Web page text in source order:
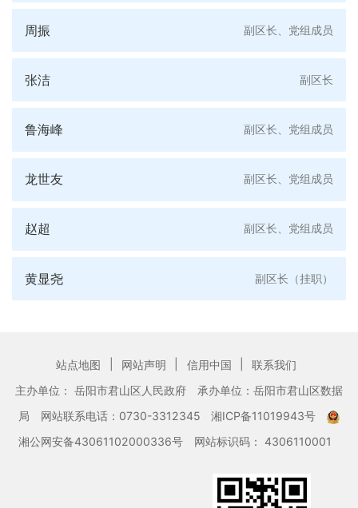
周振 副区长、党组成员
张洁 副区长
鲁海峰 副区长、党组成员
龙世友 副区长、党组成员
赵超 副区长、党组成员
黄显尧 副区长（挂职）
站点地图 网站声明 信用中国
联系我们
主办单位： 岳阳市君山区人民政府
承办单位：岳阳市君山区数据
局
网站联系电话：0730-3312345
湘ICP备11019943号
湘公网安备43061102000336号
网站标识码： 4306110001